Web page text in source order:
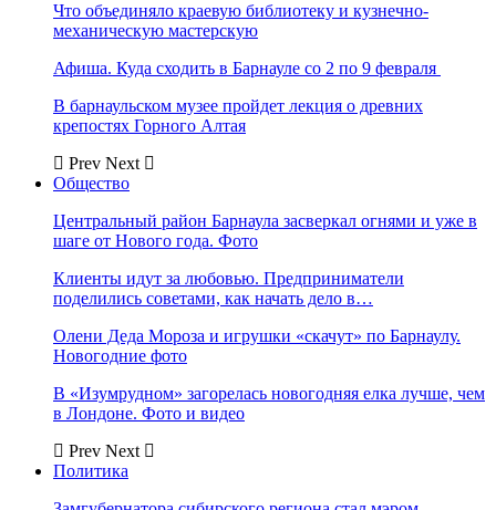
Что объединяло краевую библиотеку и кузнечно-
механическую мастерскую
Афиша. Куда сходить в Барнауле со 2 по 9 февраля
В барнаульском музее пройдет лекция о древних
крепостях Горного Алтая
Prev Next
Общество
Центральный район Барнаула засверкал огнями и уже в
шаге от Нового года. Фото
Клиенты идут за любовью. Предприниматели
поделились советами, как начать дело в…
Олени Деда Мороза и игрушки «скачут» по Барнаулу.
Новогодние фото
В «Изумрудном» загорелась новогодняя елка лучше, чем
в Лондоне. Фото и видео
Prev Next
Политика